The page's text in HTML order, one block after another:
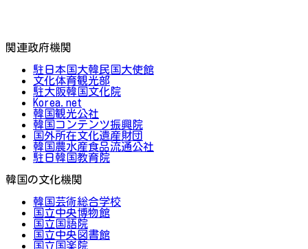
関連政府機関
駐日本国大韓民国大使館
文化体育観光部
駐大阪韓国文化院
Korea.net
韓国観光公社
韓国コンテンツ振興院
国外所在文化遺産財団
韓国農水産食品流通公社
駐日韓国教育院
韓国の文化機関
韓国芸術総合学校
国立中央博物館
国立国語院
国立中央図書館
国立国楽院